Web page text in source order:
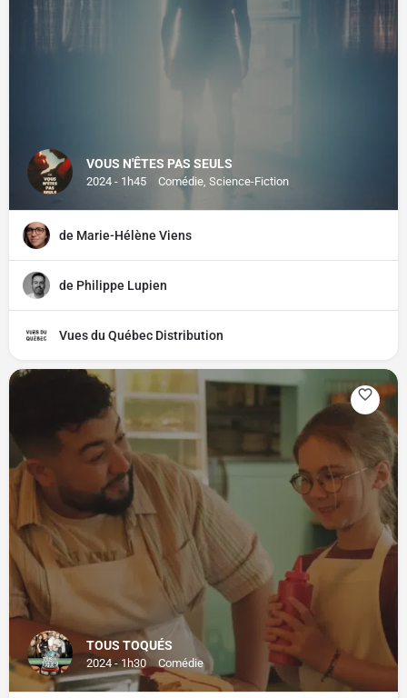
VOUS N'ÊTES PAS SEULS
2024 - 1h45 Comédie, Science-Fiction
de Marie-Hélène Viens
de Philippe Lupien
Vues du Québec Distribution
TOUS TOQUÉS
2024 - 1h30 Comédie